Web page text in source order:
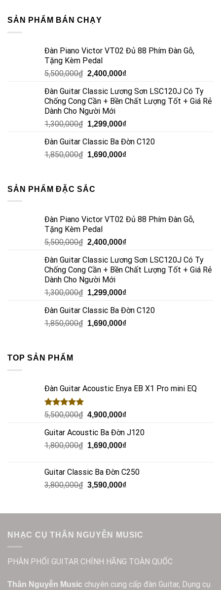
SẢN PHẨM BÁN CHẠY
Đàn Piano Victor VT02 Đủ 88 Phím Đàn Gỗ,
Tặng Kèm Pedal
5,500,000₫ 2,400,000₫
Đàn Guitar Classic Lương Sơn LSC120J Có Ty
Chống Cong Cần + Bền Chất Lượng Tốt + Giá Rẻ
Dành Cho Người Mới
1,300,000₫ 1,299,000₫
Đàn Guitar Classic Ba Đờn C120
1,850,000₫ 1,690,000₫
SẢN PHẨM ĐẶC SẮC
Đàn Piano Victor VT02 Đủ 88 Phím Đàn Gỗ,
Tặng Kèm Pedal
5,500,000₫ 2,400,000₫
Đàn Guitar Classic Lương Sơn LSC120J Có Ty
Chống Cong Cần + Bền Chất Lượng Tốt + Giá Rẻ
Dành Cho Người Mới
1,300,000₫ 1,299,000₫
Đàn Guitar Classic Ba Đờn C120
1,850,000₫ 1,690,000₫
TOP SẢN PHẨM
Đàn Guitar Acoustic Enya EB X1 Pro mini EQ
Rated5.00
5,500,000₫ 4,900,000₫
Guitar Acoustic Ba Đờn J120
1,800,000₫ 1,690,000₫
Guitar Classic Ba Đờn C250
3,800,000₫ 3,590,000₫
NHẠC CỤ THÂN NGUYỄN MUSIC
PHÂN PHỐI GUITAR CHÍNH HÃNG TOÀN QUỐC
Thân Nguyễn Music chuyên cung cấp đàn Guitar, Dụng cụ